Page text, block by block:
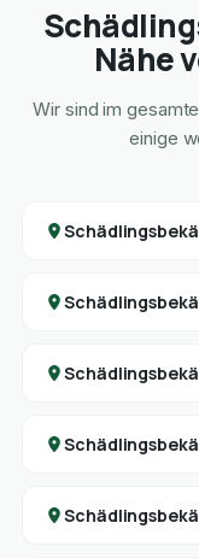
Nähe
Wir sind im
einige